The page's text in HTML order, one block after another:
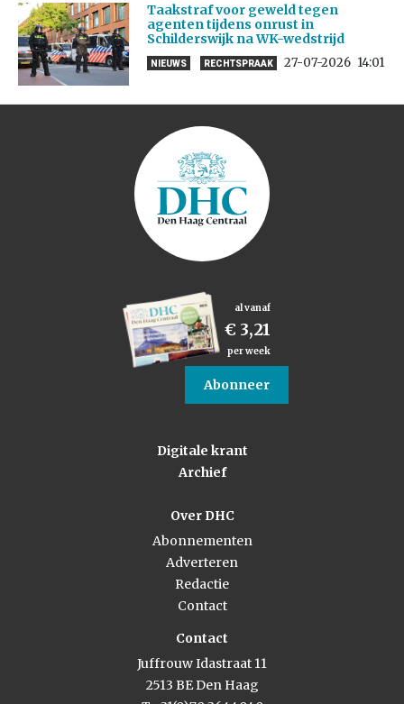
Taakstraf voor geweld tegen
agenten tijdens onrust in
Schilderswijk na WK-wedstrijd
NIEUWS RECHTSPRAAK 27-07-2026 14:01
al vanaf
€ 3,21
per week
Abonneer
Digitale krant
Archief
Over DHC
Abonnementen
Adverteren
Redactie
Contact
Contact
Juffrouw Idastraat 11
2513 BE Den Haag